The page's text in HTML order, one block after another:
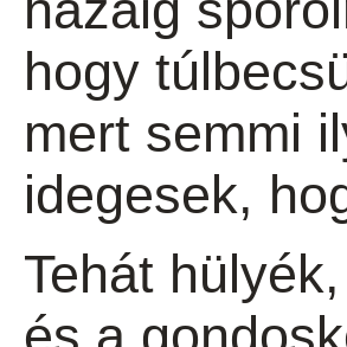
hogy
mert semmi
idegesek,
Tehát